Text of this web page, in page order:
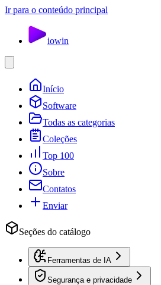
Ir para o conteúdo principal
iowin
Início
Software
Todas as categorias
Coleções
Top 100
Sobre
Contatos
Enviar
Seções do catálogo
Ferramentas de IA
Segurança e privacidade